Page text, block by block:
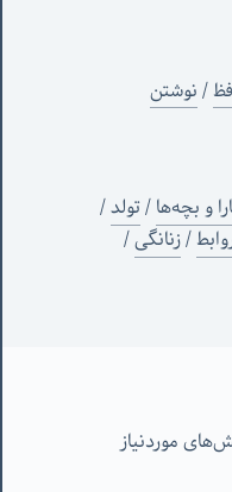
/نوشتن
و بچه‌ها/تولد/
/زنانگی/
موردنیاز